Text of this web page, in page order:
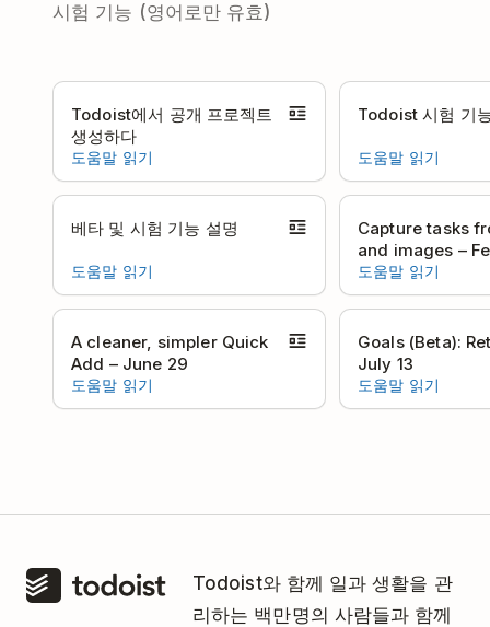
시험 기능 (영어로만 유효)
Todoist에서 공개 프로젝트
생성하다
도움말 읽기
Todoist 시험 기
도움말 읽기
베타 및 시험 기능 설명
도움말 읽기
Capture tasks
and images –
도움말 읽기
A cleaner, simpler Quick
Add – June 29
도움말 읽기
Goals (Beta):
July 13
도움말 읽기
Todoist와 함께 일과 생활을 관
리하는 백만명의 사람들과 함께